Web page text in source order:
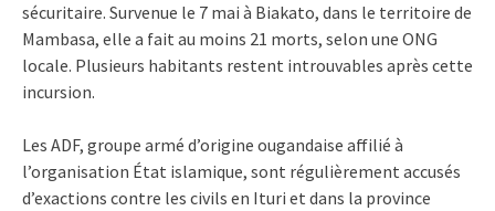
sécuritaire. Survenue le 7 mai à Biakato, dans le territoire de
Mambasa, elle a fait au moins 21 morts, selon une ONG
locale. Plusieurs habitants restent introuvables après cette
incursion.
Les ADF, groupe armé d’origine ougandaise affilié à
l’organisation État islamique, sont régulièrement accusés
d’exactions contre les civils en Ituri et dans la province